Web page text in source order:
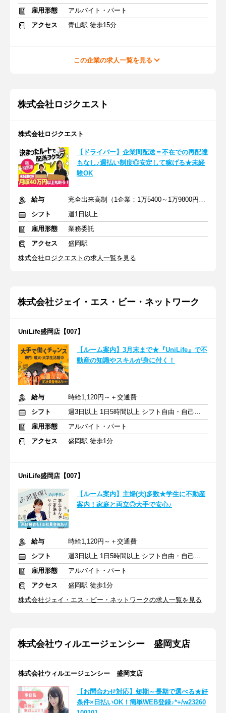
雇用形態
アルバイト・パート
アクセス
青山駅 徒歩15分
この企業の求人一覧を見る
株式会社ロジクエスト
株式会社ロジクエスト
【ドライバー】企業間配送＝不在での再配達
もなし♪週払い制度◎安定して稼げる★未経
験OK
給与
完全出来高制（1企業：1万5400～1万9800円※1日あたり）
シフト
週1日以上
雇用形態
業務委託
アクセス
盛岡駅
株式会社ロジクエストの求人一覧を見る
株式会社ジェイ・エス・ビー・ネットワーク
UniLife盛岡店【007】
【ルーム案内】3月末まで★『UniLife』で不
動産の知識やスキルが身に付く！
給与
時給1,120円～＋交通費
シフト
週3日以上 1日5時間以上 シフト自由・自己申告
雇用形態
アルバイト・パート
アクセス
盛岡駅 徒歩1分
UniLife盛岡店【007】
【ルーム案内】主婦(夫)多数★学生に不動産
案内！家庭と両立◎大手で安心♪
給与
時給1,120円～＋交通費
シフト
週3日以上 1日5時間以上 シフト自由・自己申告
雇用形態
アルバイト・パート
アクセス
盛岡駅 徒歩1分
株式会社ジェイ・エス・ビー・ネットワークの求人一覧を見る
株式会社ウィルエージェンシー 盛岡支店
株式会社ウィルエージェンシー 盛岡支店
【お問合わせ対応】短期～長期で選べる★好
条件×日払いOK！簡単WEB登録♪*+/w23260